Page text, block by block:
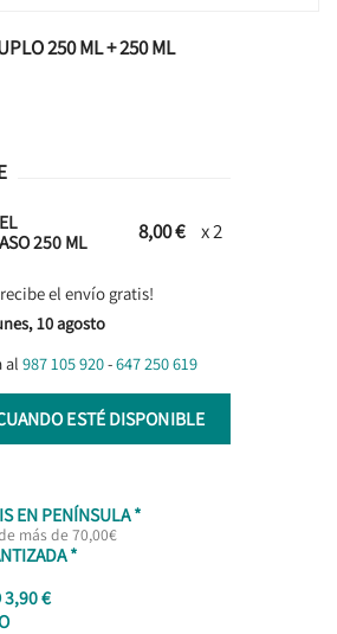
250 ML + 250 ML
250 ML
8,00 € x 2
el envío gratis!
10 agosto
al 987 105 920-647 250 619
ESTÉ DISPONIBLE
EN PENÍNSULA *
más de 70,00€
*
3,90 €